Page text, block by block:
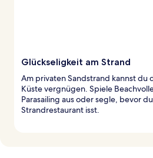
Glückseligkeit am Strand
Am privaten Sandstrand kannst du
Küste vergnügen. Spiele
Parasailing aus oder segle, bevor
Strandrestaurant isst.